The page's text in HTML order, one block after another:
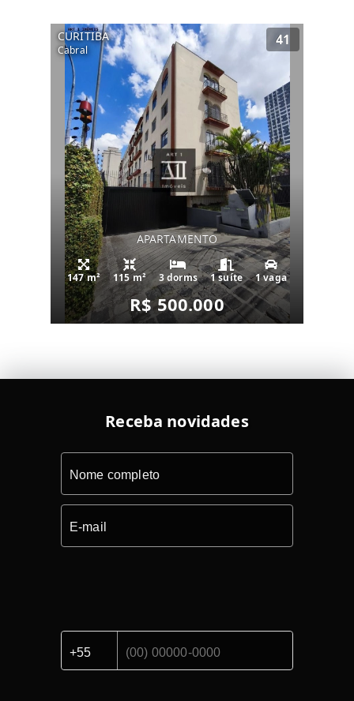
CURITIBA
Cabral
41
APARTAMENTO
147 m² 115 m² 3 dorms 1 suíte 1 vaga
R$ 500.000
Receba novidades